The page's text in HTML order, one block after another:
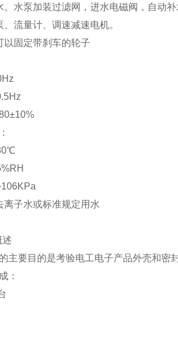
水泵加装过滤网，进水电磁阀，自动补
流量计、调速减速电机。
以固定带刹车的轮子
离子水或标准规定用水
述
主要目的是考验电工电子产品外壳和密
：